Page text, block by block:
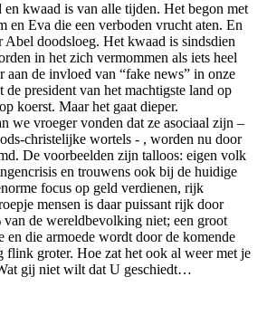
en kwaad is van alle tijden. Het begon met
en Eva die een verboden vrucht aten. En
doodsloeg. Het kwaad is sindsdien
in het zich vermommen als iets heel
aan de invloed van “fake news” in onze
president van het machtigste land op
koerst. Maar het gaat dieper.
we vroeger vonden dat ze asociaal zijn –
christelijke wortels - , worden nu door
De voorbeelden zijn talloos: eigen volk
en trouwens ook bij de huidige
focus op geld verdienen, rijk
mensen is daar puissant rijk door
van de wereldbevolking niet; een groot
en die armoede wordt door de komende
flink groter. Hoe zat het ook al weer met je
gij niet wilt dat U geschiedt…